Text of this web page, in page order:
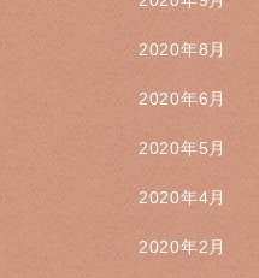
2020年8月
2020年6月
2020年5月
2020年4月
2020年2月